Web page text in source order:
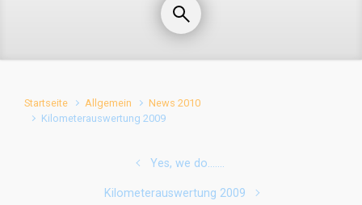
Startseite Allgemein
News 2010
Kilometerauswertung 2009
Yes, we do…….
Kilometerauswertung 2009